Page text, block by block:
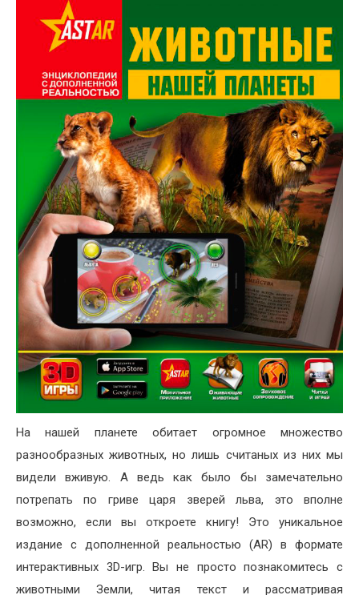
На нашей планете обитает огромное множество
разнообразных животных, но лишь считаных из них мы
видели вживую. А ведь как было бы замечательно
потрепать по гриве царя зверей льва, это вполне
возможно, если вы откроете книгу! Это уникальное
издание с дополненной реальностью (AR) в формате
интерактивных 3D-игр. Вы не просто познакомитесь с
животными Земли, читая текст и рассматривая